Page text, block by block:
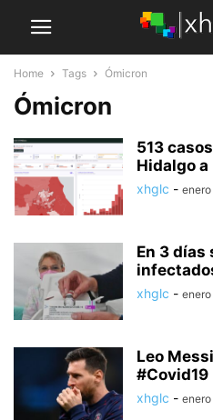
Home Tags Ómicron
Ómicron
513
Hidalgo a
xhglc -
En 3 días
xhglc -
Leo
#Covid19
xhglc -